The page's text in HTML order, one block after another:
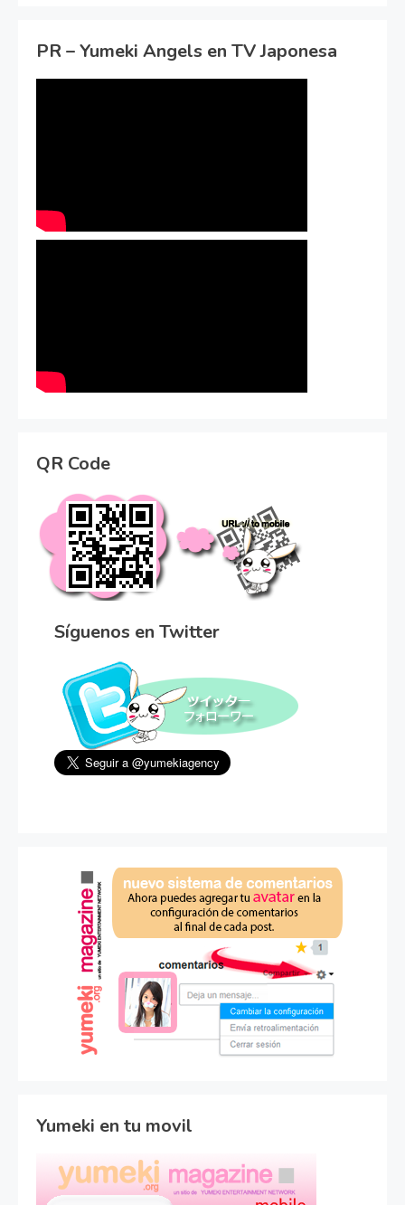
PR – Yumeki Angels en TV Japonesa
QR Code
Síguenos en Twitter
Yumeki en tu movil